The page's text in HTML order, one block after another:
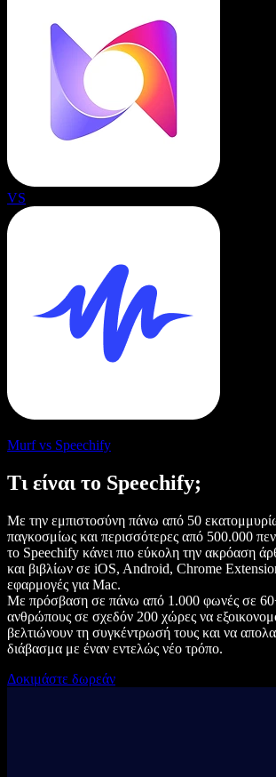
VS
Murf vs Speechify
Τι είναι το Speechify;
Με την εμπιστοσύνη πάνω από 50
παγκοσμίως και περισσότερες από 500.000
το Speechify κάνει πιο εύκολη την ακρόαση
και βιβλίων σε iOS, Android, Chrome
εφαρμογές για Mac.
Με πρόσβαση σε πάνω από 1.000 φωνές σε
ανθρώπους σε σχεδόν 200 χώρες να
βελτιώνουν τη συγκέντρωσή τους και να
διάβασμα με έναν εντελώς νέο τρόπο.
Δοκιμάστε δωρεάν